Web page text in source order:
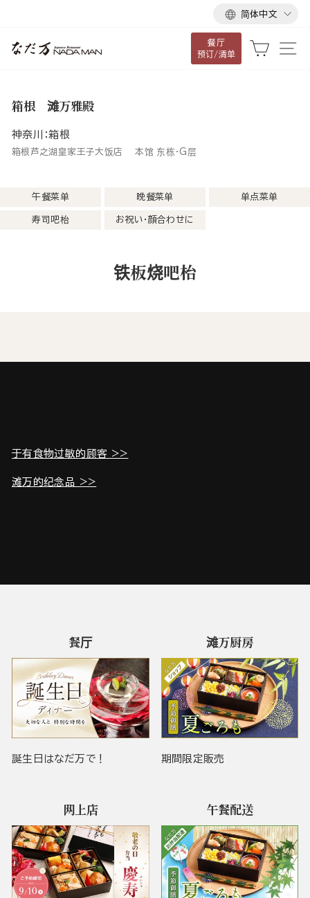
语
言
简体中文
餐厅
预订/清单
大车
箱根 滩万雅殿
神奈川：箱根
箱根芦之湖皇家王子大饭店 本馆 东栋・G层
午餐菜单 晚餐菜单 单点菜单
寿司吧枱 お祝い・顔合わせに
铁板烧吧枱
于有食物过敏的顾客 >>
滩万的纪念品 >>
餐厅
誕生日はなだ万で！
滩万厨房
期間限定販売
网上店 午餐配送